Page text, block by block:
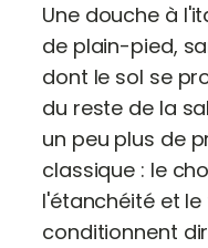
Une douche à
de plain-pied,
dont le sol se
du reste de la
un peu plus de
classique : le
l'étanchéité et
conditionnent